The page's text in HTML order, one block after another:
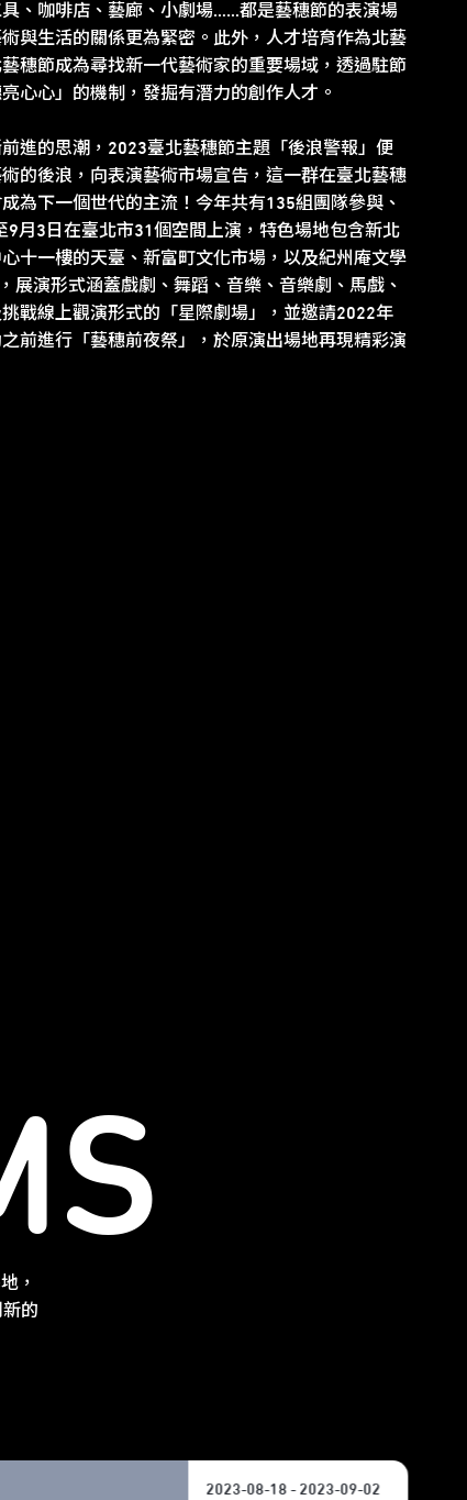
、咖啡店、藝廊、小劇場……都是藝穗節的表演場
與生活的關係更為緊密。此外，人才培育作為北藝
穗節成為尋找新一代藝術家的重要場域，透過駐節
心心」的機制，發掘有潛力的創作人才。
進的思潮，2023臺北藝穗節主題「後浪警報」便
的後浪，向表演藝術市場宣告，這一群在臺北藝穗
為下一個世代的主流！今年共有135組團隊參與、
9月3日在臺北市31個空間上演，特色場地包含新北
十一樓的天臺、新富町文化市場，以及紀州庵文學
展演形式涵蓋戲劇、舞蹈、音樂、音樂劇、馬戲、
戰線上觀演形式的「星際劇場」，並邀請2022年
前進行「藝穗前夜祭」，於原演出場地再現精彩演
，
的
2023-08-18 - 2023-09-02